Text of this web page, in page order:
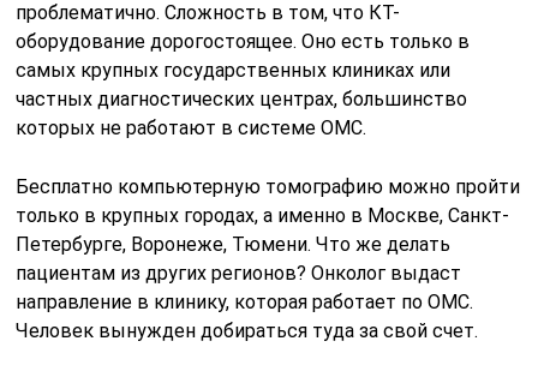
проблематично. Сложность в том, что КТ-
оборудование дорогостоящее. Оно есть только в
самых крупных государственных клиниках или
частных диагностических центрах, большинство
которых не работают в системе ОМС.
Бесплатно компьютерную томографию можно пройти
только в крупных городах, а именно в Москве, Санкт-
Петербурге, Воронеже, Тюмени. Что же делать
пациентам из других регионов? Онколог выдаст
направление в клинику, которая работает по ОМС.
Человек вынужден добираться туда за свой счет.